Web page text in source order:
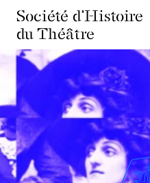
Société d'Histoire
du Théâtre